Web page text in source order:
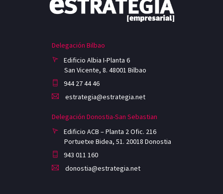
Delegación Bilbao
Edificio Albia I-Planta 6
San Vicente, 8. 48001 Bilbao
944 27 44 46
estrategia@estrategia.net
Delegación Donostia-San Sebastian
Edificio ACB – Planta 2 Ofic. 216
Portuetxe Bidea, 51. 20018 Donostia
943 011 160
donostia@estrategia.net